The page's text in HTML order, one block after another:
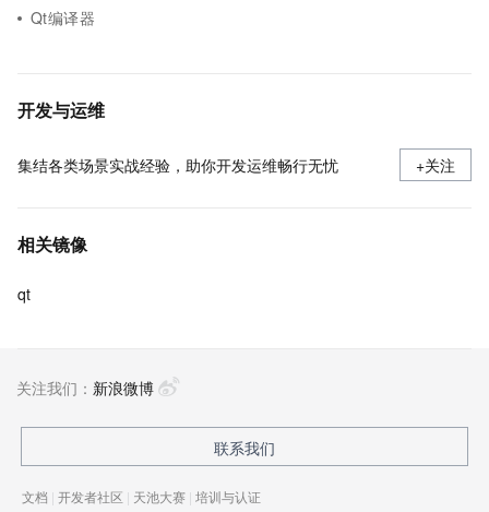
Qt编译器
开发与运维
集结各类场景实战经验，助你开发运维畅行无忧 +关注
相关镜像
qt
关注我们： 新浪微博
联系我们
文档 | 开发者社区 | 天池大赛 | 培训与认证